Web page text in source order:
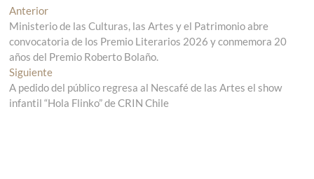
N
a
v
e
g
Anterior
n
t
r
a
d
a
Ministerio de las Culturas, las Artes y el Patrimonio abre
convocatoria de los Premio Literarios 2026 y conmemora 20
años del Premio Roberto Bolaño.
Siguiente
n
t
A pedido del público regresa al Nescafé de las Artes el show
infantil “Hola Flinko” de CRIN Chile